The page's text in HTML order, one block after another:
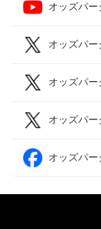
オッズパー
オッズパ
オッズパー
オッズパー
オッズパ